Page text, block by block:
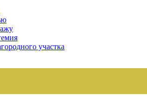
участка